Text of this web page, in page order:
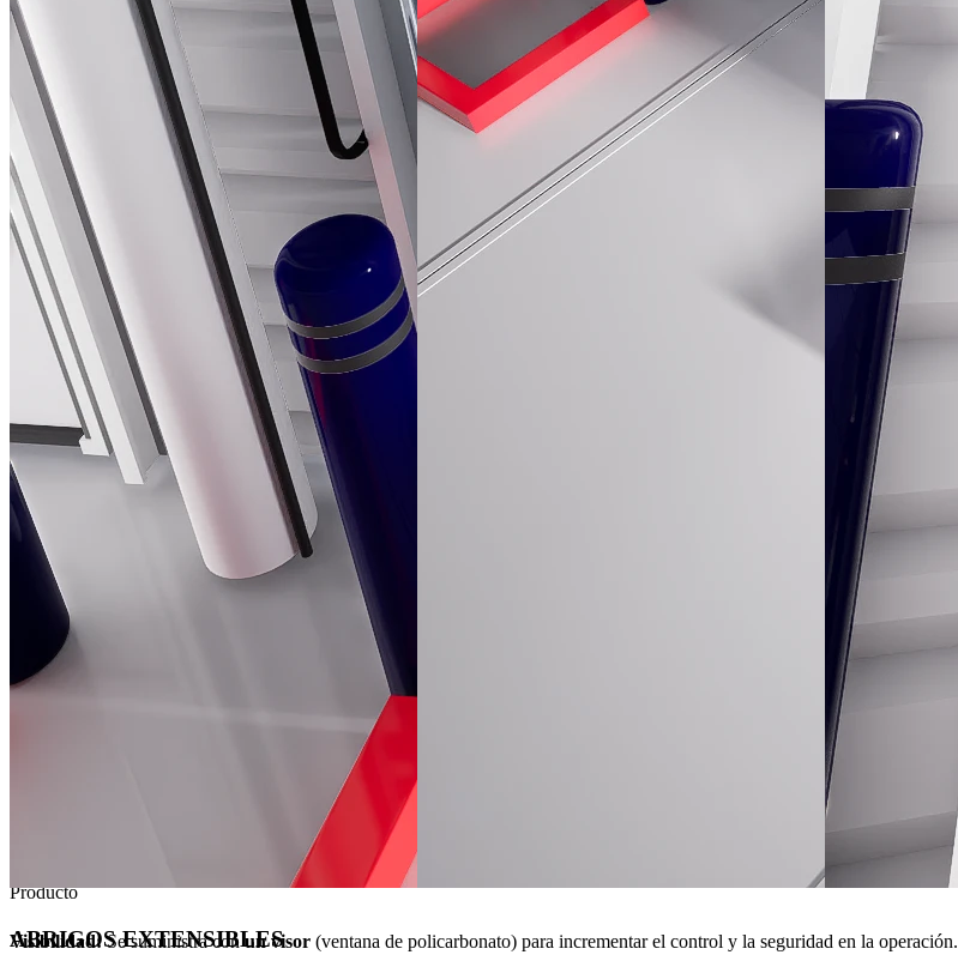
Visibilidad:Se suministra conun visor (ventana de policarbonato) para incrementar el control y la seguridad en la operación.
Producto
ABRIGO DE MUELLE AH
En general, los abrigos convencionales dicultan la entrada de aire exterior, pero a veces el cierre no es perfecto debi...
Ver Producto
Producto
ABRIGOS EXTENSIBLES